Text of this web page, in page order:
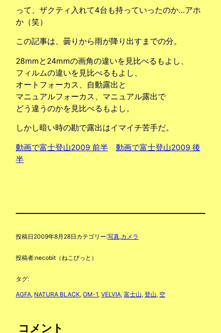
って、ザクティ入れて4台も持っていったのか…アホ
か（笑）
この記事は、曇りから雨が降り出すまでの分。
28mmと24mmの画角の違いを見比べるもよし、
フィルムの違いを見比べるもよし、
オートフォーカス、自動露出と
マニュアルフォーカス、マニュアル露出で
どう違うのかを見比べるもよし。
しかし暗い時の勘で露出はイマイチ苦手だ。
動画で富士登山2009 前半
動画で富士登山2009 後
半
投稿日 2009年8月28日 カテゴリー:写真,カメラ
投稿者:necobit（ねこびっと）
タグ:
AGFA, NATURA BLACK, OM-1, VELVIA, 富士山, 登山, 空
コメント